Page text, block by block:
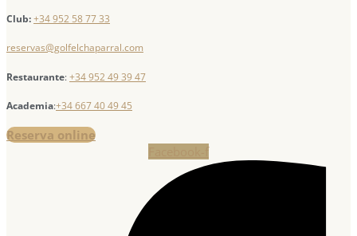
Club:+34 952 58 77 33
reservas@golfelchaparral.com
Restaurante:+34 952 49 39 47
Academia:+34 667 40 49 45
Reserva online